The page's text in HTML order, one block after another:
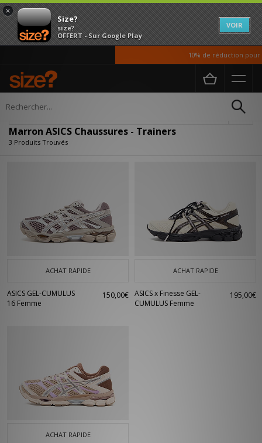
×
Size?
size?
OFFERT - Sur Google Play
VOIR
10% de réduction pour
Accueil Femme
Marron ASICS Chaussures - Trainers
3 Produits Trouvés
ACHAT RAPIDE
ASICS GEL-CUMULUS
16 Femme
150,00€
ACHAT RAPIDE
ASICS x Finesse GEL-
CUMULUS Femme
195,00€
ACHAT RAPIDE